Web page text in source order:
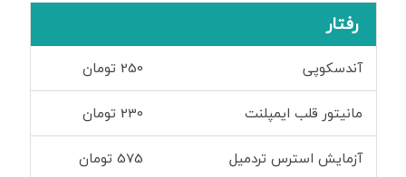
رفتار
آندسکوپی
250 تومان
مانیتور قلب ایمپلنت
230 تومان
آزمایش استرس تردمیل
575 تومان